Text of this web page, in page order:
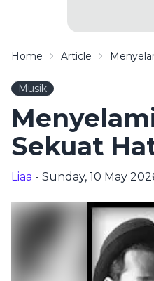
Home Article
Musik
Sekuat
Liaa - Sunday, 10 May